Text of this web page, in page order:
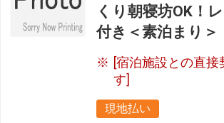
くり朝寝坊OK！
付き＜素泊まり＞
[宿泊施設との直接
す]
現地払い